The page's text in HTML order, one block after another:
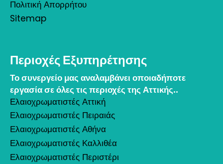
Πολιτική Απορρήτου
Sitemap
Περιοχές Εξυπηρέτησης
Το συνεργείο μας αναλαμβάνει οποιαδήποτε
εργασία σε όλες τις περιοχές της Αττικής..
Ελαιοχρωματιστές Αττική
Ελαιοχρωματιστές Πειραιάς
Ελαιοχρωματιστές Αθήνα
Ελαιοχρωματιστές Καλλιθέα
Ελαιοχρωματιστές Περιστέρι